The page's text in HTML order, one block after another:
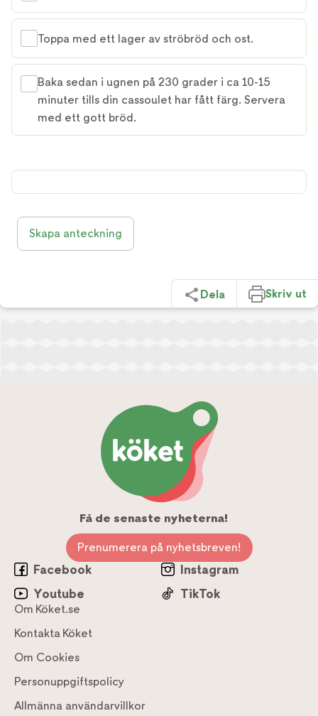
Toppa med ett lager av ströbröd och ost.
Baka sedan i ugnen på 230 grader i ca 10-15
minuter tills din cassoulet har fått färg. Servera
med ett gott bröd.
Skapa anteckning
Dela Skriv ut
Få de senaste nyheterna!
Prenumerera på nyhetsbreven!
Facebook
Instagram
Youtube
TikTok
Om Köket.se
Kontakta Köket
Om Cookies
Personuppgiftspolicy
Allmänna användarvillkor